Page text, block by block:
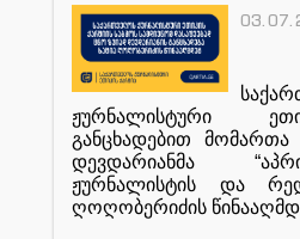
ჟურნალისტური
განცხადებით
მომართა
დევდარიანმა
“
ჟურნალისტის
და
ღოღობერიძის